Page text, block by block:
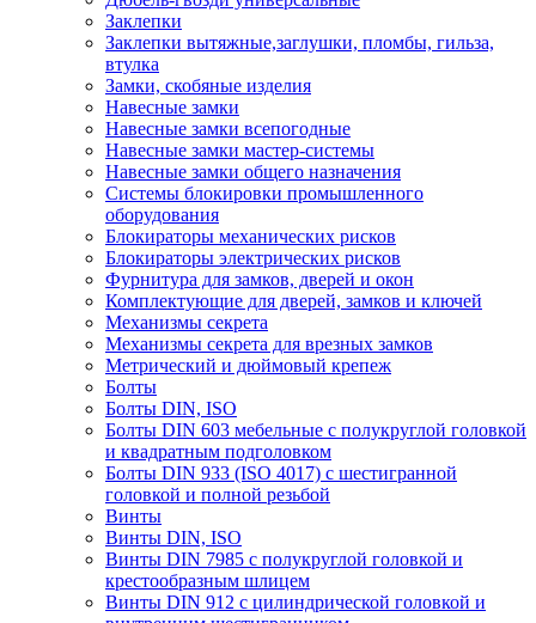
Заклепки
Заклепки вытяжные,заглушки, пломбы, гильза,
втулка
Замки, скобяные изделия
Навесные замки
Навесные замки всепогодные
Навесные замки мастер-системы
Навесные замки общего назначения
Системы блокировки промышленного
оборудования
Блокираторы механических рисков
Блокираторы электрических рисков
Фурнитура для замков, дверей и окон
Комплектующие для дверей, замков и ключей
Механизмы секрета
Механизмы секрета для врезных замков
Метрический и дюймовый крепеж
Болты
Болты DIN, ISO
Болты DIN 603 мебельные с полукруглой головкой
и квадратным подголовком
Болты DIN 933 (ISO 4017) с шестигранной
головкой и полной резьбой
Винты
Винты DIN, ISO
Винты DIN 7985 с полукруглой головкой и
крестообразным шлицем
Винты DIN 912 с цилиндрической головкой и